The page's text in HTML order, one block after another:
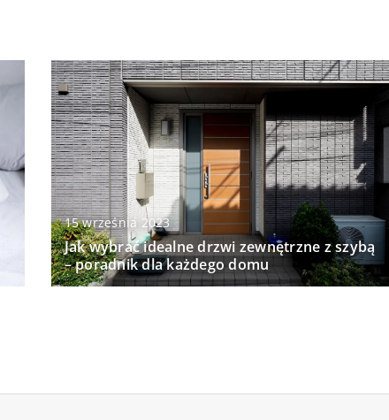
15 września 2023
Jak wybrać idealne drzwi zewnętrzne z szybą
– poradnik dla każdego domu